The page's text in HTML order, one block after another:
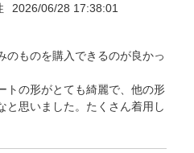
2026/06/28 17:38:01
のものを購入できるのが良かっ
トの形がとても綺麗で、他の形
と思いました。たくさん着用し